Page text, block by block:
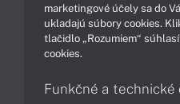
Podpora a servis
marketingové účely sa do
ukladajú súbory cookies.
tlačidlo „Rozumiem“
cookies.
Funkčné a technické